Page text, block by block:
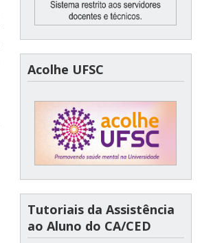
Acolhe UFSC
Tutoriais da Assistência
ao Aluno do CA/CED